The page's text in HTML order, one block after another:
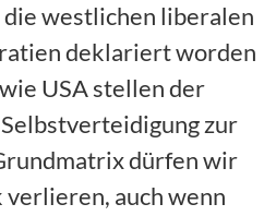
die westlichen liberalen
deklariert worden
USA stellen der
zur
dürfen wir
verlieren, auch wenn